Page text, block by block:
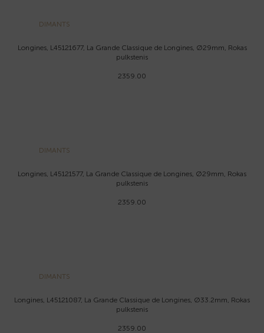
DIMANTS
Longines, L45121677, La Grande Classique de Longines, Ø29mm, Rokas
pulkstenis
2359.00
DIMANTS
Longines, L45121577, La Grande Classique de Longines, Ø29mm, Rokas
pulkstenis
2359.00
DIMANTS
Longines, L45121087, La Grande Classique de Longines, Ø33.2mm, Rokas
pulkstenis
2359.00